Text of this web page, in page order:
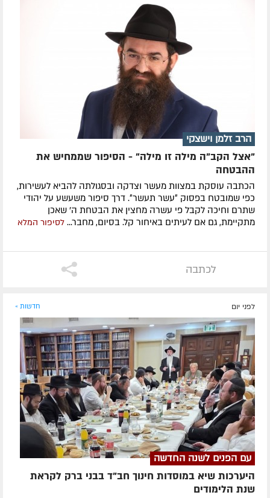
הרב זלמן וישצקי
"אצל הקב"ה מילה זו מילה" - הסיפור שממחיש את
ההבטחה
הכתבה עוסקת במצוות מעשר וצדקה ובסגולתה להביא לעשירות,
כפי שמובטח בפסוק ״עשר תעשר״. דרך סיפור משעשע על יהודי
שתרם וחיכה לקבל פי עשרה מחצין את הבטחת ה' שאכן
מתקיימת, גם אם לעיתים באיחור קל. בסיום, מחבר... לסיפור המלא
לכתבה
לפני יום חדשות »
עם הפנים לשנה החדשה
היערכות שיא במוסדות חינוך חב"ד בבני ברק לקראת
שנת הלימודים